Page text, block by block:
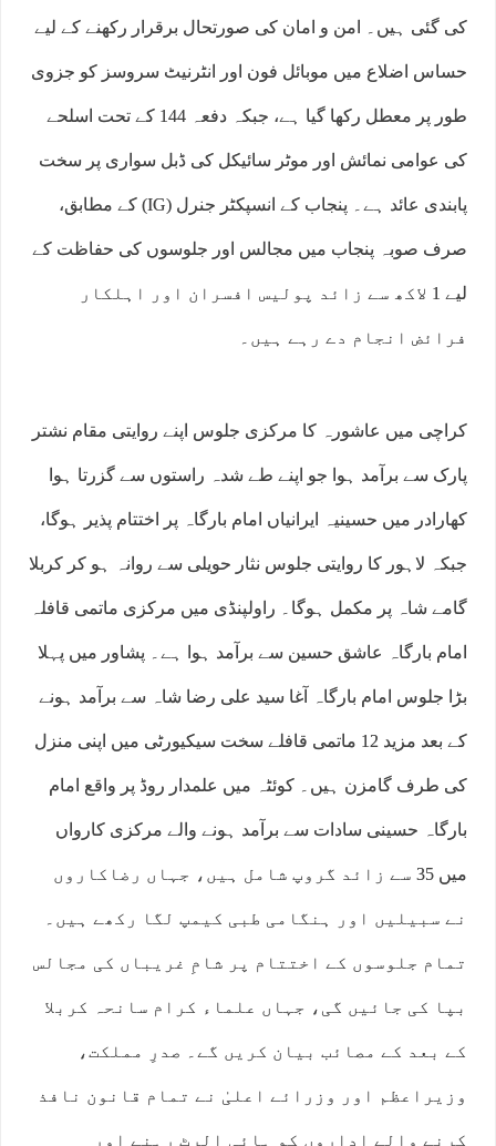
کی گئی ہیں۔ امن و امان کی صورتحال برقرار رکھنے کے لیے
حساس اضلاع میں موبائل فون اور انٹرنیٹ سروسز کو جزوی
طور پر معطل رکھا گیا ہے، جبکہ دفعہ 144 کے تحت اسلحے
کی عوامی نمائش اور موٹر سائیکل کی ڈبل سواری پر سخت
پابندی عائد ہے۔ پنجاب کے انسپکٹر جنرل (IG) کے مطابق،
صرف صوبہ پنجاب میں مجالس اور جلوسوں کی حفاظت کے
لیے 1 لاکھ سے زائد پولیس افسران اور اہلکار
فرائض انجام دے رہے ہیں۔
کراچی میں عاشورہ کا مرکزی جلوس اپنے روایتی مقام نشتر
پارک سے برآمد ہوا جو اپنے طے شدہ راستوں سے گزرتا ہوا
کھارادر میں حسینیہ ایرانیاں امام بارگاہ پر اختتام پذیر ہوگا،
جبکہ لاہور کا روایتی جلوس نثار حویلی سے روانہ ہو کر کربلا
گامے شاہ پر مکمل ہوگا۔ راولپنڈی میں مرکزی ماتمی قافلہ
امام بارگاہ عاشق حسین سے برآمد ہوا ہے۔ پشاور میں پہلا
بڑا جلوس امام بارگاہ آغا سید علی رضا شاہ سے برآمد ہونے
کے بعد مزید 12 ماتمی قافلے سخت سیکیورٹی میں اپنی منزل
کی طرف گامزن ہیں۔ کوئٹہ میں علمدار روڈ پر واقع امام
بارگاہ حسینی سادات سے برآمد ہونے والے مرکزی کارواں
میں 35 سے زائد گروپ شامل ہیں، جہاں رضاکاروں
نے سبیلیں اور ہنگامی طبی کیمپ لگا رکھے ہیں۔
تمام جلوسوں کے اختتام پر شامِ غریباں کی مجالس
بپا کی جائیں گی، جہاں علماء کرام سانحہ کربلا
کے بعد کے مصائب بیان کریں گے۔ صدرِ مملکت،
وزیراعظم اور وزرائے اعلیٰ نے تمام قانون نافذ
کرنے والے اداروں کو ہائی الرٹ رہنے اور